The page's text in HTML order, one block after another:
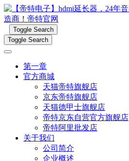
Toggle Search
Toggle Search
第一章
官方商城
天猫帝特旗舰店
京东帝特旗舰店
天猫德甲士旗舰店
帝特京东自营官方旗舰店
帝特阿里批发店
关于我们
公司简介
企业概述